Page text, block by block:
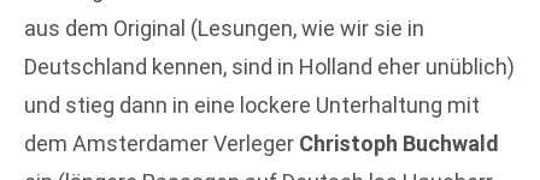
aus dem Original (Lesungen, wie wir sie in
Deutschland kennen, sind in Holland eher unüblich)
und stieg dann in eine lockere Unterhaltung mit
dem Amsterdamer Verleger Christoph Buchwald